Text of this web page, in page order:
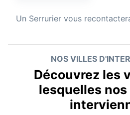
Un Serrurier vous
NOS VILLES
Découvrez les
lesquelles